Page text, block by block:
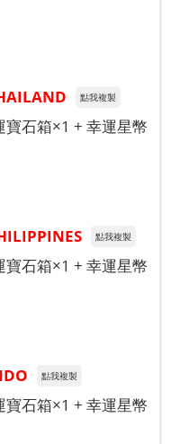
點我複製
石箱×1 + 幸運星幣
點我複製
石箱×1 + 幸運星幣
點我複製
石箱×1 + 幸運星幣